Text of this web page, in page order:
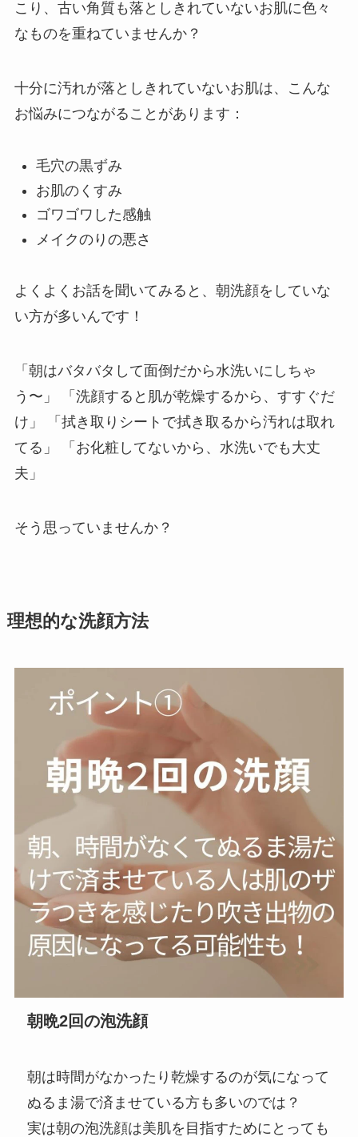
こり、古い角質も落としきれていないお肌に色々
なものを重ねていませんか？
十分に汚れが落としきれていないお肌は、こんな
お悩みにつながることがあります：
毛穴の黒ずみ
お肌のくすみ
ゴワゴワした感触
メイクのりの悪さ
よくよくお話を聞いてみると、朝洗顔をしていな
い方が多いんです！
「朝はバタバタして面倒だから水洗いにしちゃ
う〜」 「洗顔すると肌が乾燥するから、すすぐだ
け」 「拭き取りシートで拭き取るから汚れは取れ
てる」 「お化粧してないから、水洗いでも大丈
夫」
そう思っていませんか？
理想的な洗顔方法
朝晩2回の泡洗顔
朝は時間がなかったり乾燥するのが気になって
ぬるま湯で済ませている方も多いのでは？
実は朝の泡洗顔は美肌を目指すためにとっても